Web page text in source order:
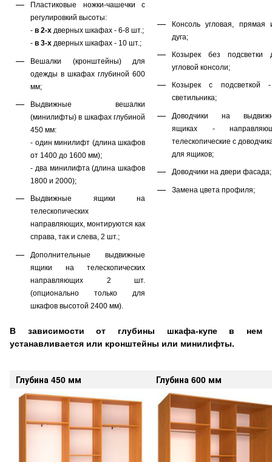
Пластиковые ножки-чашечки с
регулировкий высоты:
- в 2-х дверных шкафах - 6-8 шт.;
- в 3-х дверных шкафах - 10 шт.;
Вешалки (кронштейны) для
одежды в шкафах глубиной 600
мм;
Выдвижные вешалки
(минилифты) в шкафах глубиной
450 мм:
- один минилифт (длина шкафов
от 1400 до 1600 мм);
- два минилифта (длина шкафов
1800 и 2000);
Выдвижные ящики на
телескопических
направляющих, монтируются как
справа, так и слева, 2 шт.;
Дополнительные выдвижные
ящики на телескопических
направляющих 2 шт.
(опционально только для
шкафов высотой 2400 мм).
Консоль угловая, прямая
дуга;
Козырек без подсветки
угловой консоли;
Козырек с подсветкой
светильника;
Доводчики на
ящиках -
телескопические с
для ящиков;
Доводчики на двери фасада;
Замена цвета профиля;
В зависимости от глубины шкафа-купе в нем
устанавливается или кронштейны или минилифты.
Глубина 450 мм Глубина 600 мм